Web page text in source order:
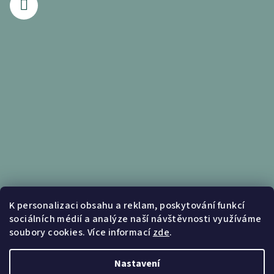
K personalizaci obsahu a reklam, poskytování funkcí
sociálních médií a analýze naší návštěvnosti využíváme
soubory cookies. Více informacízde.
Nastavení
Informace pro vás
Obchodní podmínky